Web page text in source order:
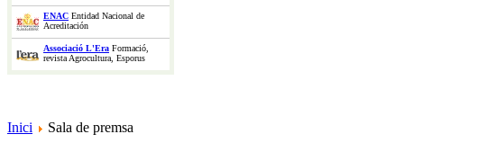
ENAC Entidad Nacional de
Acreditación
Associació L'Era Formació,
revista Agrocultura, Esporus
Inici
Sala de premsa